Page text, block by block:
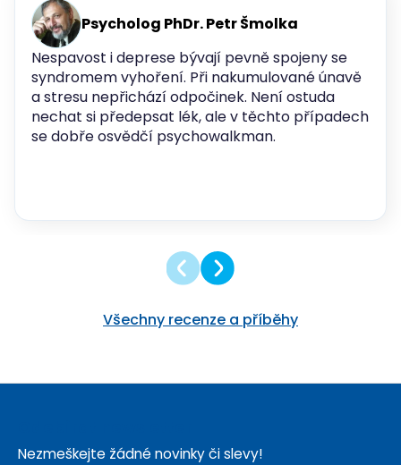
Psycholog PhDr. Petr Šmolka
Nespavost i deprese bývají pevně spojeny se
syndromem vyhoření. Při nakumulované únavě
a stresu nepřichází odpočinek. Není ostuda
nechat si předepsat lék, ale v těchto případech
se dobře osvědčí psychowalkman.
Všechny recenze a příběhy
Nezmeškejte žádné novinky či slevy!